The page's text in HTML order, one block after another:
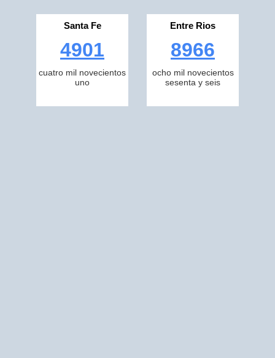
Santa Fe
4901
cuatro mil novecientos
uno
Entre Rios
8966
ocho mil novecientos
sesenta y seis